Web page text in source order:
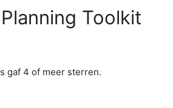
Toolkit
gaf 4 of meer sterren.